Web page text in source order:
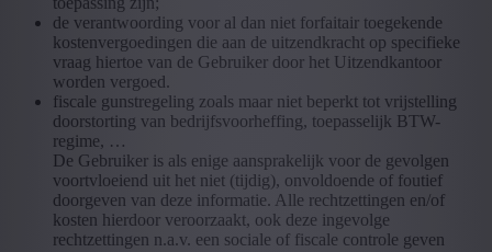
de verantwoording voor al dan niet forfaitair toegekende
kostenvergoedingen die aan de uitzendkracht op specifieke
vraag hiertoe van de Gebruiker door het Uitzendkantoor
worden vergoed.
fiscale gunstregeling zoals maar niet beperkt tot vrijstelling
doorstorting van bedrijfsvoorheffing, toepasselijk BTW-
regime, …
De Gebruiker is als enige aansprakelijk voor de gevolgen
voortvloeiend uit het niet (tijdig), onvoldoende of foutief
doorgeven van deze informatie. Alle rechtzettingen en/of
kosten hierdoor veroorzaakt, ook deze ingevolge
rechtzettingen n.a.v. een sociale of fiscale controle geven